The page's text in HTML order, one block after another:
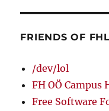
FRIENDS OF
/dev/lol
FH OÖ Campus
Free Software